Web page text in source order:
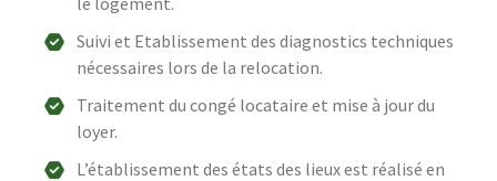
Suivi et Etablissement des diagnostics techniques
nécessaires lors de la relocation.
Traitement du congé locataire et mise à jour du
loyer.
L’établissement des états des lieux est réalisé en